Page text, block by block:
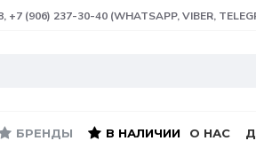
+7 (906) 237-30-40 (WHATSAPP, VIBER,
БРЕНДЫ В НАЛИЧИИ О НАС